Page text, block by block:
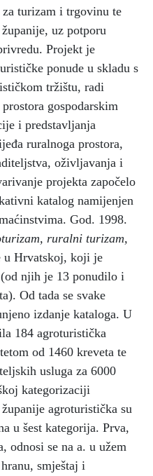
turizam i trgovinu te
uz potporu
Projekt je
ponude u skladu s
tržištu, radi
gospodarskim
i predstavljanja
ruralnoga prostora,
oživljavanja i
projekta započelo
katalog namijenjen
God. 1998.
ruralni turizam,
u Hrvatskoj, koji je
njih je 13 ponudilo i
Od tada se svake
izdanje kataloga. U
184 agroturistička
od 1460 kreveta te
usluga za 6000
kategorizaciji
agroturistička su
u šest kategorija. Prva,
odnosi se na a. u užem
smještaj i